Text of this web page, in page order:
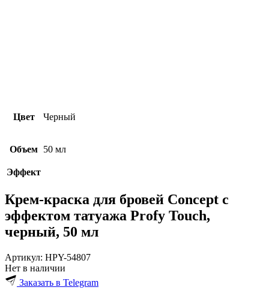
Цвет Черный
Объем 50 мл
Эффект
Крем-краска для бровей Concept с
эффектом татуажа Profy Touch,
черный, 50 мл
Артикул: HPY-54807
Нет в наличии
Заказать в Telegram